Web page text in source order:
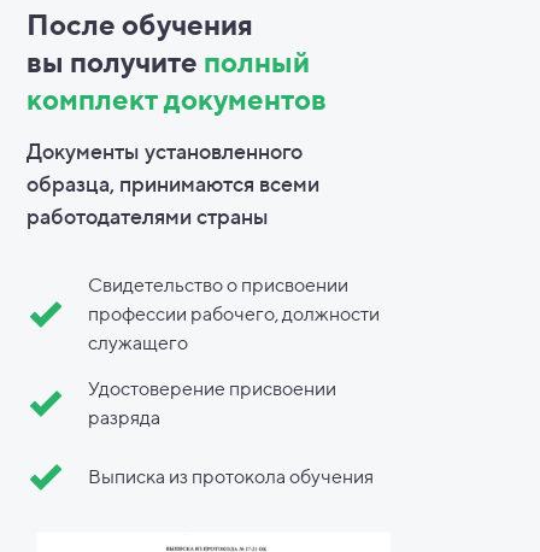
После обучения
вы получите полный
комплект документов
Документы установленного
образца, принимаются всеми
работодателями страны
Свидетельство о присвоении
профессии рабочего, должности
служащего
Удостоверение присвоении
разряда
Выписка из протокола обучения